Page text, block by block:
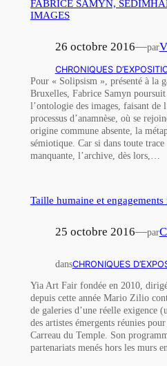
FABRICE SAMYN,
IMAGES
26 octobre 2016—par
CHRONIQUES
Pour « Solipsism », présenté à la
Bruxelles, Fabrice Samyn
l’ontologie des images, faisant de
processus d’anamnèse, où se
origine commune absente, la
sémiotique. Car si dans toute
manquante, l’archive, dès lors,…
Taille humaine et engagements
25 octobre 2016—par
dansCHRONIQUES
Yia Art Fair fondée en 2010,
depuis cette année Mario Zilio
de galeries d’une réelle exigence
des artistes émergents réunies
Carreau du Temple. Son
partenariats menés hors les murs